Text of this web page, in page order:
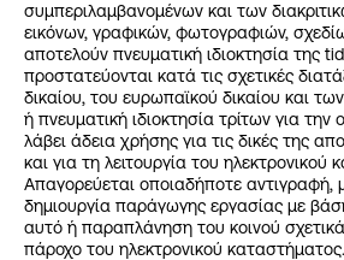
συμπεριλαμβανομένων και των
εικόνων, γραφικών, φωτογραφιών,
αποτελούν πνευματική ιδιοκτησία της
προστατεύονται κατά τις σχετικές
δικαίου, του ευρωπαϊκού δικαίου και
ή πνευματική ιδιοκτησία τρίτων για την
λάβει άδεια χρήσης για τις δικές της
και για τη λειτουργία του ηλεκτρονικού
Απαγορεύεται οποιαδήποτε αντιγραφή,
δημιουργία παράγωγης εργασίας με
αυτό ή παραπλάνηση του κοινού
πάροχο του ηλεκτρονικού